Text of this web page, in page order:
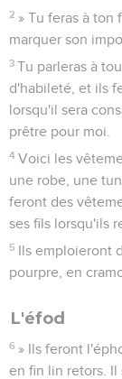
2 » Tu feras à ton
marquer son
3 Tu parleras à
d'habileté, et ils
lorsqu'il sera
prêtre pour moi.
4 Voici les
une robe, une
feront des
ses fils lorsqu'ils
5 Ils emploieront
pourpre, en
L'éfod
6 » Ils feront
en fin lin retors. Il